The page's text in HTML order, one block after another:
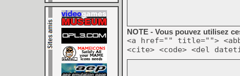
NOTE - Vous pouvez utilisez
<a href="" title="">
<cite> <code> <del